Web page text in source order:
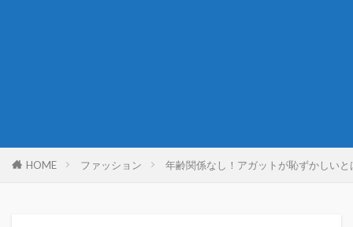
HOME ファッション 年齢関係なし！アガットが恥ずかしい